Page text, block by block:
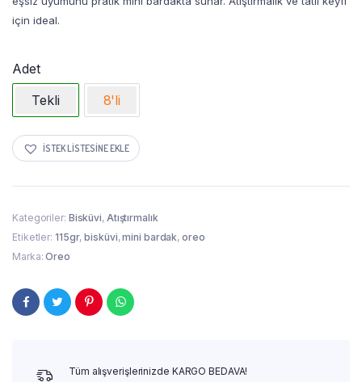
için ideal.
Adet
Tekli
8'li
İSTEK LISTESINE EKLE
Kategoriler: Bisküvi, Atıştırmalık
Etiketler: 115gr,bisküvi,mini bardak,oreo
Marka:Oreo
Tüm alışverişlerinizde KARGO BEDAVA!